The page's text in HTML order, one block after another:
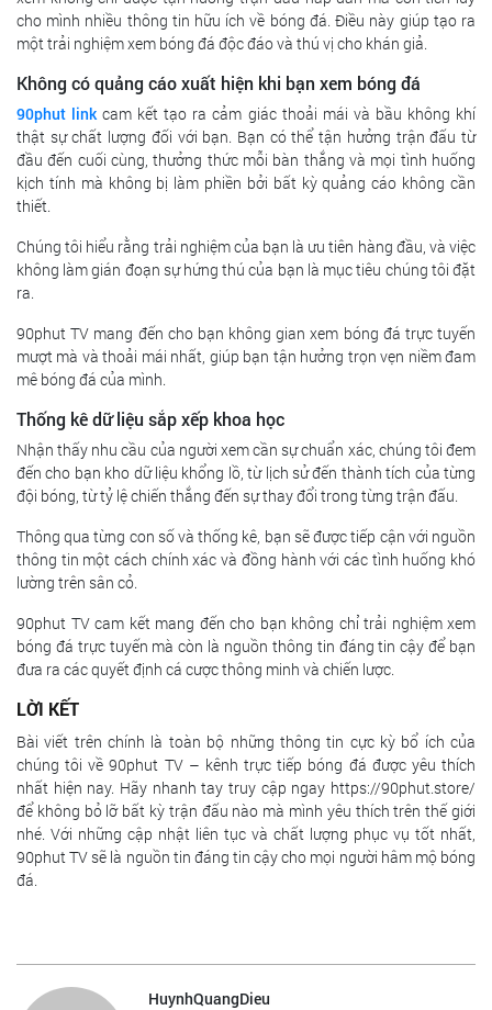
cho mình nhiều thông tin hữu ích về bóng đá. Điều này giúp tạo ra
một trải nghiệm xem bóng đá độc đáo và thú vị cho khán giả.
Không có quảng cáo xuất hiện khi bạn xem bóng đá
90phut linkcam kết tạo ra cảm giác thoải mái và bầu không khí
thật sự chất lượng đối với bạn. Bạn có thể tận hưởng trận đấu từ
đầu đến cuối cùng, thưởng thức mỗi bàn thắng và mọi tình huống
kịch tính mà không bị làm phiền bởi bất kỳ quảng cáo không cần
thiết.
Chúng tôi hiểu rằng trải nghiệm của bạn là ưu tiên hàng đầu, và việc
không làm gián đoạn sự hứng thú của bạn là mục tiêu chúng tôi đặt
ra.
90phut TV mang đến cho bạn không gian xem bóng đá trực tuyến
mượt mà và thoải mái nhất, giúp bạn tận hưởng trọn vẹn niềm đam
mê bóng đá của mình.
Thống kê dữ liệu sắp xếp khoa học
Nhận thấy nhu cầu của người xem cần sự chuẩn xác, chúng tôi đem
đến cho bạn kho dữ liệu khổng lồ, từ lịch sử đến thành tích của từng
đội bóng, từ tỷ lệ chiến thắng đến sự thay đổi trong từng trận đấu.
Thông qua từng con số và thống kê, bạn sẽ được tiếp cận với nguồn
thông tin một cách chính xác và đồng hành với các tình huống khó
lường trên sân cỏ.
90phut TV cam kết mang đến cho bạn không chỉ trải nghiệm xem
bóng đá trực tuyến mà còn là nguồn thông tin đáng tin cậy để bạn
đưa ra các quyết định cá cược thông minh và chiến lược.
LỜI KẾT
Bài viết trên chính là toàn bộ những thông tin cực kỳ bổ ích của
chúng tôi về 90phut TV – kênh trực tiếp bóng đá được yêu thích
nhất hiện nay. Hãy nhanh tay truy cập ngay https://90phut.store/
để không bỏ lỡ bất kỳ trận đấu nào mà mình yêu thích trên thế giới
nhé. Với những cập nhật liên tục và chất lượng phục vụ tốt nhất,
90phut TV sẽ là nguồn tin đáng tin cậy cho mọi người hâm mộ bóng
đá.
HuynhQuangDieu